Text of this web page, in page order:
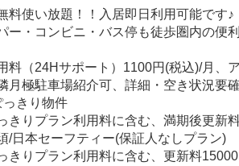
料使い放題！！入居即日利用可能です♪
ー・コンビニ・バス停も徒歩圏内の便
料（24Hサポート）1100円(税込)/月、
極駐車場紹介可、詳細・空き状況要確
きり物件
きりプラン利用料に含む、満期後更新
/日本セーフティー(保証人なしプラン)
りプラン利用料に含む、更新料